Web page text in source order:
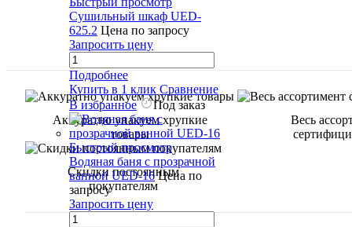
Сушильный шкаф UED-
625.2 Цена по запросу
Запросить цену
Подробнее
Купить в 1 клик Сравнение
В избранное
Под заказ
Быстрый просмотр
Водяная баня с прозрачной
ванной UED-16 Цена по
запросу
Запросить цену
Аккуратно упакуем хрупкие
товары
Весь
Скидки постоянным
покупателям